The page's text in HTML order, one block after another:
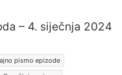
– 4. siječnja 2024
pismo epizode